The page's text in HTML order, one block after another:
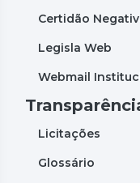
Certidão
Legisla Web
Webmail
Licitações
Glossário